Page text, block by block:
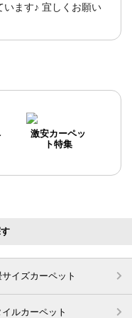
います♪ 宜しくお願い
激安カーペッ
ト特集
サイズカーペット
イルカーペット